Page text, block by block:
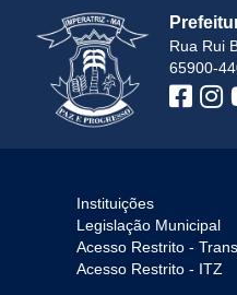
Rua Rui
65900-
Instituições
Legislação Municipal
Acesso Restrito -
Acesso Restrito - ITZ